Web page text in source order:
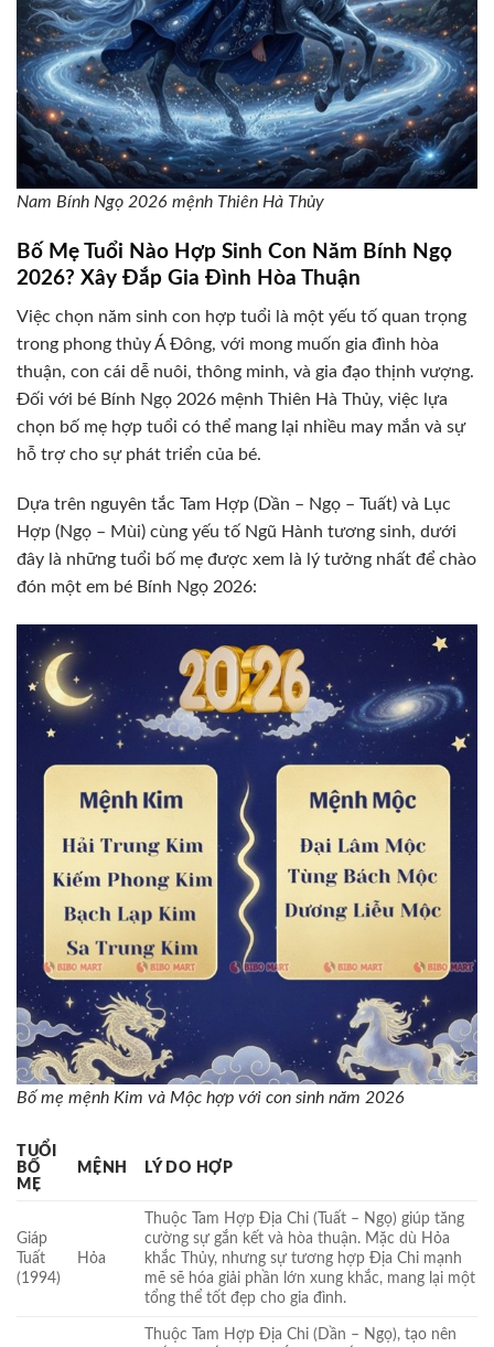
Nam Bính Ngọ 2026 mệnh Thiên Hà Thủy
Bố Mẹ Tuổi Nào Hợp Sinh Con Năm Bính Ngọ
2026? Xây Đắp Gia Đình Hòa Thuận
Việc chọn năm sinh con hợp tuổi là một yếu tố quan trọng
trong phong thủy Á Đông, với mong muốn gia đình hòa
thuận, con cái dễ nuôi, thông minh, và gia đạo thịnh vượng.
Đối với bé Bính Ngọ 2026 mệnh Thiên Hà Thủy, việc lựa
chọn bố mẹ hợp tuổi có thể mang lại nhiều may mắn và sự
hỗ trợ cho sự phát triển của bé.
Dựa trên nguyên tắc Tam Hợp (Dần – Ngọ – Tuất) và Lục
Hợp (Ngọ – Mùi) cùng yếu tố Ngũ Hành tương sinh, dưới
đây là những tuổi bố mẹ được xem là lý tưởng nhất để chào
đón một em bé Bính Ngọ 2026:
Bố mẹ mệnh Kim và Mộc hợp với con sinh năm 2026
TUỔI
BỐ
MẸ
MỆNH LÝ DO HỢP
Giáp
Tuất
(1994)
Hỏa
Thuộc Tam Hợp Địa Chi (Tuất – Ngọ) giúp tăng
cường sự gắn kết và hòa thuận. Mặc dù Hỏa
khắc Thủy, nhưng sự tương hợp Địa Chi mạnh
mẽ sẽ hóa giải phần lớn xung khắc, mang lại một
tổng thể tốt đẹp cho gia đình.
Thuộc Tam Hợp Địa Chi (Dần – Ngọ), tạo nên